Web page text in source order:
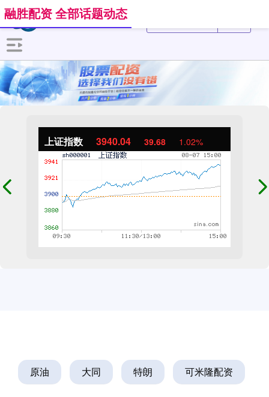
上证指数 3940.04 39.68 1.02%
融胜配资 全部话题动态
原油 大同 特朗 可米隆配资